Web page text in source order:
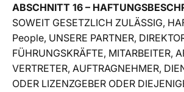
ABSCHNITT 16 –
SOWEIT GESETZLICH ZULÄSSIG,
People, UNSERE PARTNER,
FÜHRUNGSKRÄFTE, MITARBEITER,
VERTRETER, AUFTRAGNEHMER,
ODER LIZENZGEBER ODER